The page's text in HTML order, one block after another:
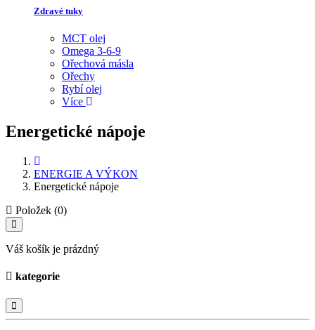
Zdravé tuky
MCT olej
Omega 3-6-9
Ořechová másla
Ořechy
Rybí olej
Více
Energetické nápoje
ENERGIE A VÝKON
Energetické nápoje
Položek (0)
Váš košík je prázdný
kategorie